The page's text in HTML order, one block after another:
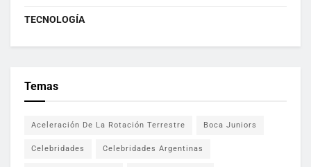
TECNOLOGÍA
Temas
Aceleración De La Rotación Terrestre Boca Juniors
Celebridades Celebridades Argentinas